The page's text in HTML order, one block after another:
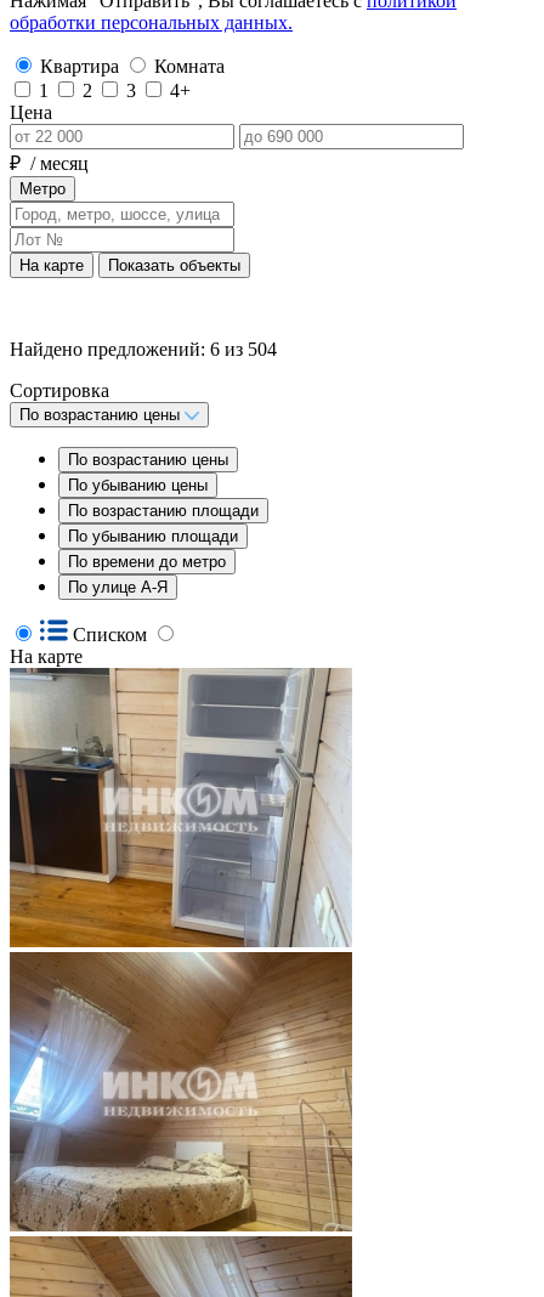
обработки персональных данных.
Квартира
Комната
1
2 3
4+
Цена
₽ / месяц
Метро
На карте Показать объекты
Найдено предложений: 6 из 504
Сортировка
По возрастанию цены
По возрастанию цены
По убыванию цены
По возрастанию площади
По убыванию площади
По времени до метро
По улице А-Я
Списком
На карте